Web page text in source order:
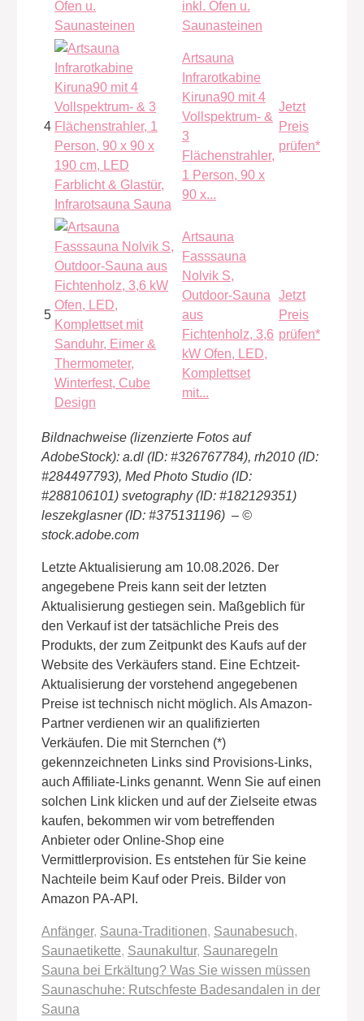
inkl. Ofen u.
Saunasteinen
4
Artsauna
Infrarotkabine
Kiruna90 mit 4
Vollspektrum- &
3
Flächenstrahler,
1 Person, 90 x
90 x...
Jetzt
Preis
prüfen*
5
Artsauna
Fasssauna
Nolvik S,
Outdoor-Sauna
aus
Fichtenholz, 3,6
kW Ofen, LED,
Komplettset
mit...
Jetzt
Preis
prüfen*
Bildnachweise (lizenzierte Fotos auf
AdobeStock): a.dl (ID: #326767784), rh2010 (ID:
#284497793), Med Photo Studio (ID:
#288106101) svetography (ID: #182129351)
leszekglasner (ID: #375131196) – ©
stock.adobe.com
Letzte Aktualisierung am 10.08.2026. Der
angegebene Preis kann seit der letzten
Aktualisierung gestiegen sein. Maßgeblich für
den Verkauf ist der tatsächliche Preis des
Produkts, der zum Zeitpunkt des Kaufs auf der
Website des Verkäufers stand. Eine Echtzeit-
Aktualisierung der vorstehend angegebenen
Preise ist technisch nicht möglich. Als Amazon-
Partner verdienen wir an qualifizierten
Verkäufen. Die mit Sternchen (*)
gekennzeichneten Links sind Provisions-Links,
auch Affiliate-Links genannt. Wenn Sie auf einen
solchen Link klicken und auf der Zielseite etwas
kaufen, bekommen wir vom betreffenden
Anbieter oder Online-Shop eine
Vermittlerprovision. Es entstehen für Sie keine
Nachteile beim Kauf oder Preis. Bilder von
Amazon PA-API.
Schlagwörter
Anfänger, Sauna-Traditionen, Saunabesuch,
Saunaetikette, Saunakultur, Saunaregeln
Sauna bei Erkältung? Was Sie wissen müssen
Saunaschuhe: Rutschfeste Badesandalen in der
Sauna